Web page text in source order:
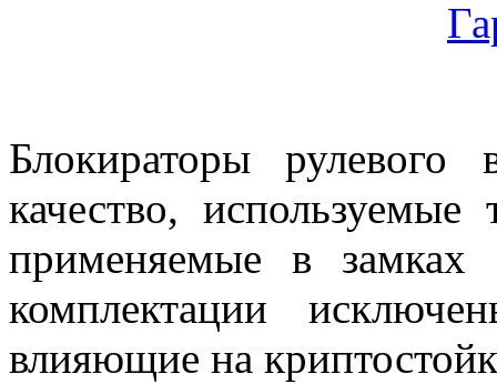
Блокираторы
качество,
применяемые в
комплектации
влияющие на